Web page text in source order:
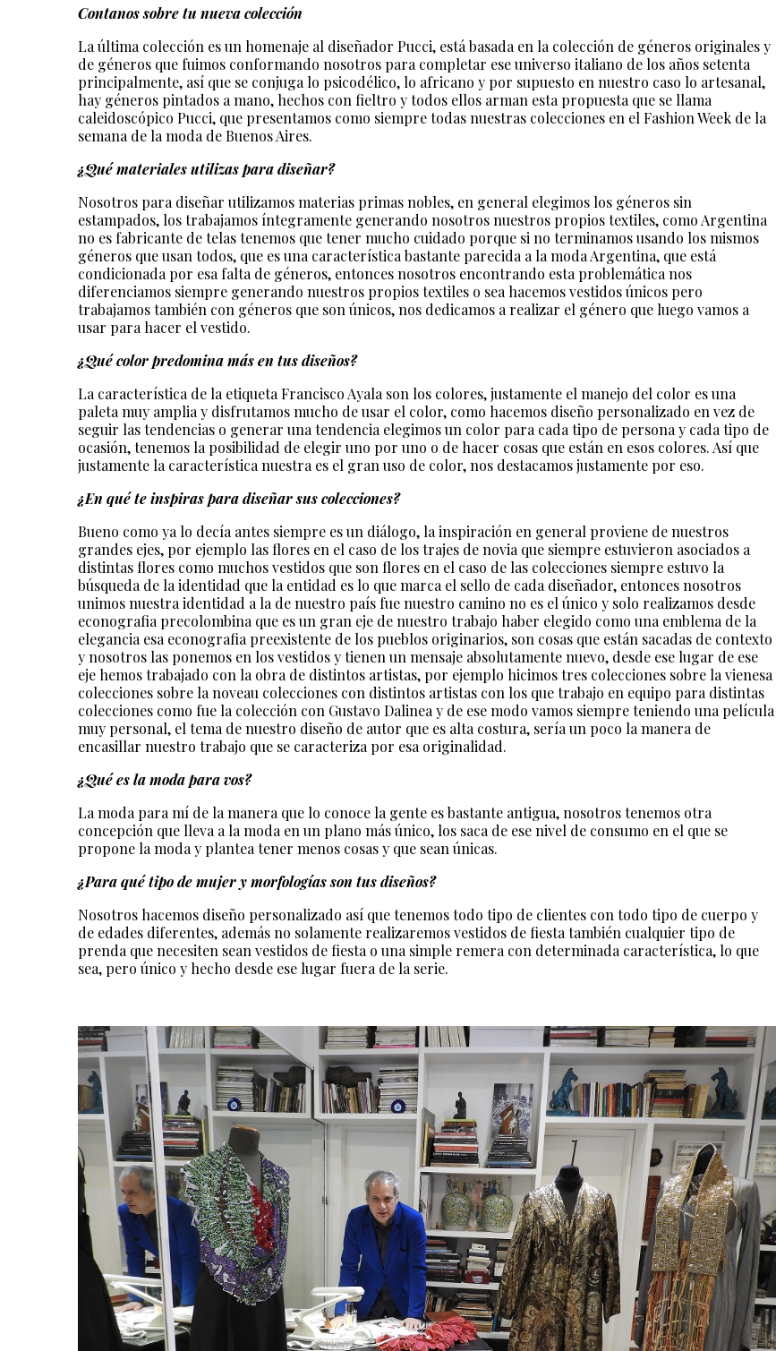
Contanos sobre tu nueva colección
La última colección es un homenaje al diseñador Pucci, está basada en la colección de géneros originales y
de géneros que fuimos conformando nosotros para completar ese universo italiano de los años setenta
principalmente, así que se conjuga lo psicodélico, lo africano y por supuesto en nuestro caso lo artesanal,
hay géneros pintados a mano, hechos con fieltro y todos ellos arman esta propuesta que se llama
caleidoscópico Pucci, que presentamos como siempre todas nuestras colecciones en el Fashion Week de la
semana de la moda de Buenos Aires.
¿Qué materiales utilizas para diseñar?
Nosotros para diseñar utilizamos materias primas nobles, en general elegimos los géneros sin
estampados, los trabajamos íntegramente generando nosotros nuestros propios textiles, como Argentina
no es fabricante de telas tenemos que tener mucho cuidado porque si no terminamos usando los mismos
géneros que usan todos, que es una característica bastante parecida a la moda Argentina, que está
condicionada por esa falta de géneros, entonces nosotros encontrando esta problemática nos
diferenciamos siempre generando nuestros propios textiles o sea hacemos vestidos únicos pero
trabajamos también con géneros que son únicos, nos dedicamos a realizar el género que luego vamos a
usar para hacer el vestido.
¿Qué color predomina más en tus diseños?
La característica de la etiqueta Francisco Ayala son los colores, justamente el manejo del color es una
paleta muy amplia y disfrutamos mucho de usar el color, como hacemos diseño personalizado en vez de
seguir las tendencias o generar una tendencia elegimos un color para cada tipo de persona y cada tipo de
ocasión, tenemos la posibilidad de elegir uno por uno o de hacer cosas que están en esos colores. Así que
justamente la característica nuestra es el gran uso de color, nos destacamos justamente por eso.
¿En qué te inspiras para diseñar sus colecciones?
Bueno como ya lo decía antes siempre es un diálogo, la inspiración en general proviene de nuestros
grandes ejes, por ejemplo las flores en el caso de los trajes de novia que siempre estuvieron asociados a
distintas flores como muchos vestidos que son flores en el caso de las colecciones siempre estuvo la
búsqueda de la identidad que la entidad es lo que marca el sello de cada diseñador, entonces nosotros
unimos nuestra identidad a la de nuestro país fue nuestro camino no es el único y solo realizamos desde
econografia precolombina que es un gran eje de nuestro trabajo haber elegido como una emblema de la
elegancia esa econografia preexistente de los pueblos originarios, son cosas que están sacadas de contexto
y nosotros las ponemos en los vestidos y tienen un mensaje absolutamente nuevo, desde ese lugar de ese
eje hemos trabajado con la obra de distintos artistas, por ejemplo hicimos tres colecciones sobre la vienesa
colecciones sobre la noveau colecciones con distintos artistas con los que trabajo en equipo para distintas
colecciones como fue la colección con Gustavo Dalinea y de ese modo vamos siempre teniendo una película
muy personal, el tema de nuestro diseño de autor que es alta costura, sería un poco la manera de
encasillar nuestro trabajo que se caracteriza por esa originalidad.
¿Qué es la moda para vos?
La moda para mí de la manera que lo conoce la gente es bastante antigua, nosotros tenemos otra
concepción que lleva a la moda en un plano más único, los saca de ese nivel de consumo en el que se
propone la moda y plantea tener menos cosas y que sean únicas.
¿Para qué tipo de mujer y morfologías son tus diseños?
Nosotros hacemos diseño personalizado así que tenemos todo tipo de clientes con todo tipo de cuerpo y
de edades diferentes, además no solamente realizaremos vestidos de fiesta también cualquier tipo de
prenda que necesiten sean vestidos de fiesta o una simple remera con determinada característica, lo que
sea, pero único y hecho desde ese lugar fuera de la serie.